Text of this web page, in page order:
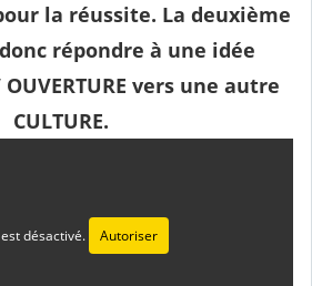
la réussite. La deuxième
répondre à une idée
OUVERTURE vers une autre
CULTURE.
désactivé. Autoriser